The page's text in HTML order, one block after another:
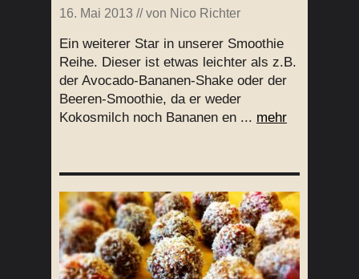
16. Mai 2013 // von Nico Richter
Ein weiterer Star in unserer Smoothie
Reihe. Dieser ist etwas leichter als z.B.
der Avocado-Bananen-Shake oder der
Beeren-Smoothie, da er weder
Kokosmilch noch Bananen en ... mehr